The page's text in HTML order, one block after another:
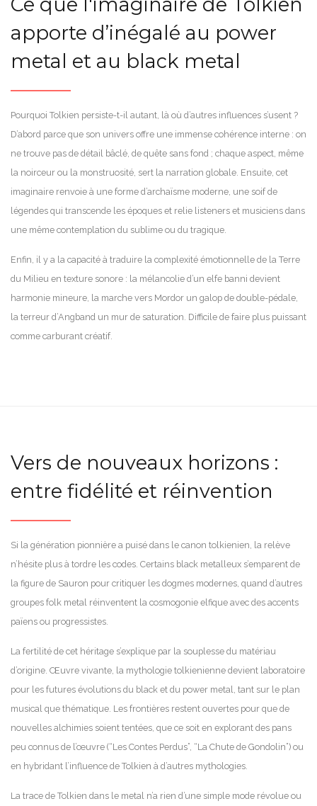
apporte d’inégalé au power
metal et au black metal
Pourquoi Tolkien persiste-t-il autant, là où d’autres influences s’usent ?
D’abord parce que son univers offre une immense cohérence interne : on
ne trouve pas de détail bâclé, de quête sans fond ; chaque aspect, même
la noirceur ou la monstruosité, sert la narration globale. Ensuite, cet
imaginaire renvoie à une forme d’archaïsme moderne, une soif de
légendes qui transcende les époques et relie listeners et musiciens dans
une même contemplation du sublime ou du tragique.
Enfin, il y a la capacité à traduire la complexité émotionnelle de la Terre
du Milieu en texture sonore : la mélancolie d’un elfe banni devient
harmonie mineure, la marche vers Mordor un galop de double-pédale,
la terreur d’Angband un mur de saturation. Difficile de faire plus puissant
comme carburant créatif.
Vers de nouveaux horizons :
entre fidélité et réinvention
Si la génération pionnière a puisé dans le canon tolkienien, la relève
n’hésite plus à tordre les codes. Certains black metalleux s’emparent de
la figure de Sauron pour critiquer les dogmes modernes, quand d’autres
groupes folk metal réinventent la cosmogonie elfique avec des accents
païens ou progressistes.
La fertilité de cet héritage s’explique par la souplesse du matériau
d’origine. Œuvre vivante, la mythologie tolkienienne devient laboratoire
pour les futures évolutions du black et du power metal, tant sur le plan
musical que thématique. Les frontières restent ouvertes pour que de
nouvelles alchimies soient tentées, que ce soit en explorant des pans
peu connus de l’œuvre (“Les Contes Perdus”, “La Chute de Gondolin”) ou
en hybridant l’influence de Tolkien à d’autres mythologies.
La trace de Tolkien dans le metal n’a rien d’une simple mode révolue ou